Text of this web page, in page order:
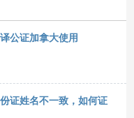
公证加拿大使用
证姓名不一致，如何证